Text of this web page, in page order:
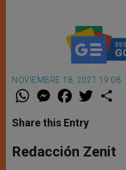
NOVIEMBRE 18, 2021 19:08
W
t
s
p
p
M
e
s
e
g
e
F
a
e
b
o
k
w
r
Share this Entry
Redacción Zenit